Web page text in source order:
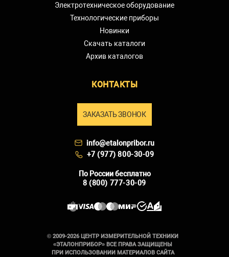
Электротехническое оборудование
Технологические приборы
Новинки
Скачать каталоги
Архив каталогов
КОНТАКТЫ
ЗАКАЗАТЬ ЗВОНОК
info@etalonpribor.ru
+7 (977) 800-30-09
По России бесплатно
8 (800) 777-30-09
© 2009-2026 ЦЕНТР ИЗМЕРИТЕЛЬНОЙ ТЕХНИКИ
«ЭТАЛОНПРИБОР» ВСЕ ПРАВА ЗАЩИЩЕНЫ
ПРИ ИСПОЛЬЗОВАНИИ МАТЕРИАЛОВ САЙТА